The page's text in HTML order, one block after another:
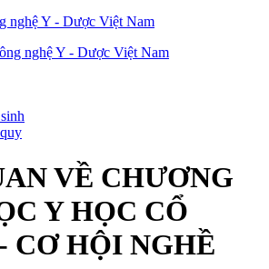
nghệ Y - Dược Việt Nam
VỀ CHƯƠNG
Y HỌC CỔ
CƠ HỘI NGHỀ